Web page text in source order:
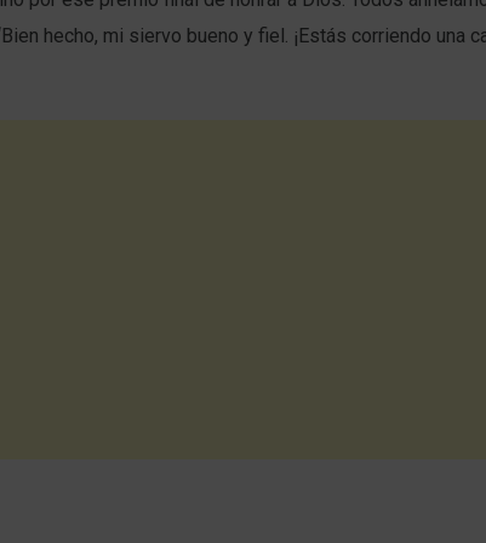
hecho, mi siervo bueno y fiel. ¡Estás corriendo una